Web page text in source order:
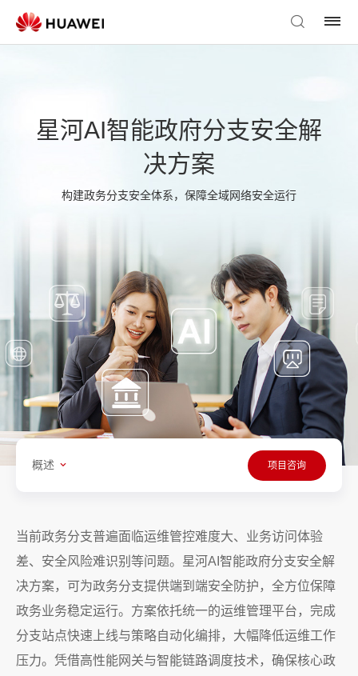
星河AI智能政府分支安全解
决方案
构建政务分支安全体系，保障全域网络安全运行
概述 项目咨询
当前政务分支普遍面临运维管控难度大、业务访问体验
差、安全风险难识别等问题。星河AI智能政府分支安全解
决方案，可为政务分支提供端到端安全防护，全方位保障
政务业务稳定运行。方案依托统一的运维管理平台，完成
分支站点快速上线与策略自动化编排，大幅降低运维工作
压力。凭借高性能网关与智能链路调度技术，确保核心政